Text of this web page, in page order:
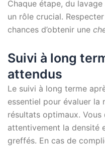
Chaque étape, du
un rôle crucial.
chances d’obtenir une
Suivi à long
attendus
Le suivi à long terme
essentiel pour évaluer la
résultats optimaux.
attentivement la densité
greffés. En cas de